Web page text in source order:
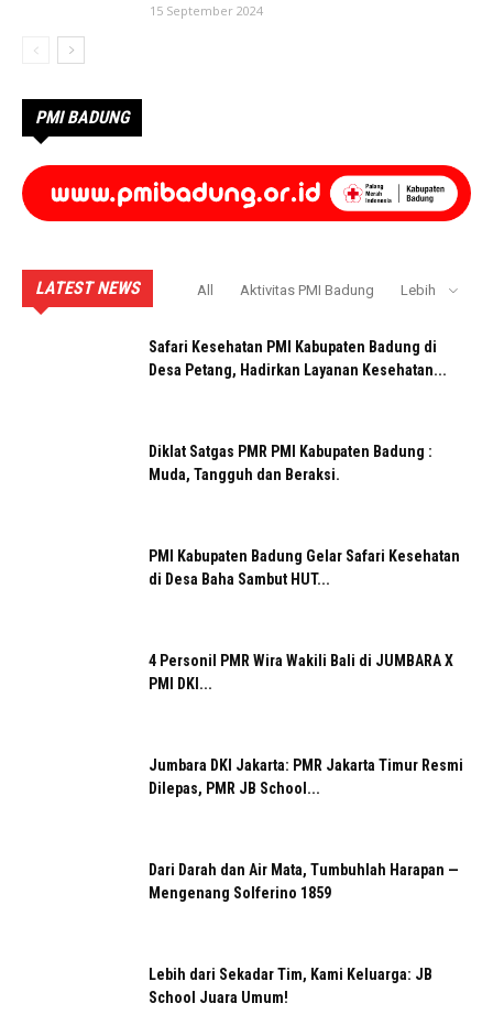
15 September 2024
PMI BADUNG
LATEST NEWS All Aktivitas PMI Badung Lebih
Safari Kesehatan PMI Kabupaten Badung di
Desa Petang, Hadirkan Layanan Kesehatan...
Diklat Satgas PMR PMI Kabupaten Badung :
Muda, Tangguh dan Beraksi.
PMI Kabupaten Badung Gelar Safari Kesehatan
di Desa Baha Sambut HUT...
4 Personil PMR Wira Wakili Bali di JUMBARA X
PMI DKI...
Jumbara DKI Jakarta: PMR Jakarta Timur Resmi
Dilepas, PMR JB School...
Dari Darah dan Air Mata, Tumbuhlah Harapan —
Mengenang Solferino 1859
Lebih dari Sekadar Tim, Kami Keluarga: JB
School Juara Umum!